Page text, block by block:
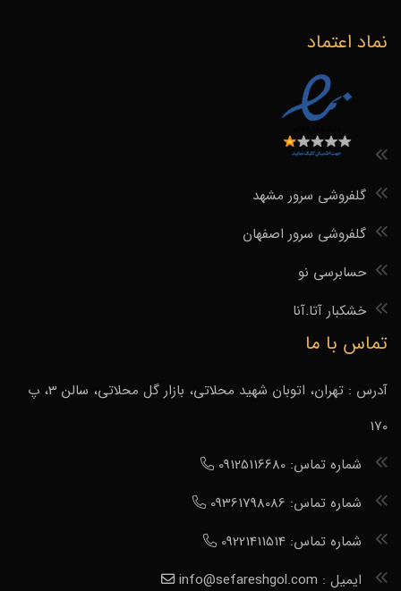
نماد اعتماد
گلفروشی سرور مشهد
گلفروشی سرور اصفهان
حسابرسی نو
خشکبار آتا.آنا
تماس با ما
آدرس : تهران، اتوبان شهید محلاتی، بازار گل محلاتی، سالن 3، پ
170
شماره تماس: 09125116680
شماره تماس: 09361798086
شماره تماس: 09221411514
ایمیل : info@sefareshgol.com